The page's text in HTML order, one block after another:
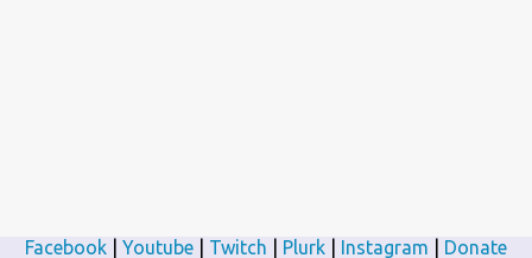
Facebook Youtube Twitch Plurk Instagram Donate